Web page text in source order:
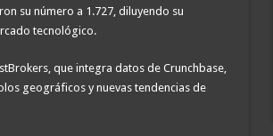
su número a 1.727, diluyendo su
tecnológico.
que integra datos de Crunchbase,
geográficos y nuevas tendencias de